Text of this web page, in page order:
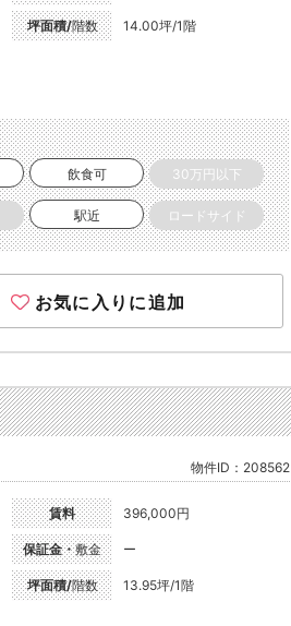
坪面積/階数 14.00坪/1階
飲食可 30万円以下
駅近 ロードサイド
お気に入りに追加
物件ID：208562
賃料 396,000円
保証金・敷金 ー
坪面積/階数 13.95坪/1階